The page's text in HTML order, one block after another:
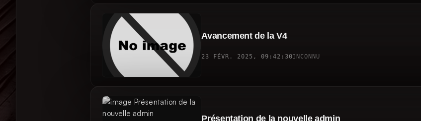
Avancement de la V4
23 FÉVR. 2025, 09:42:30INCONNU
Présentation de la nouvelle admin